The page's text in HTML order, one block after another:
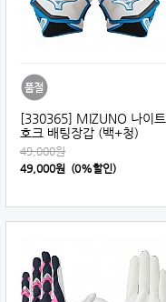
[330365] MIZUNO 나이트
호크 배팅장갑 (백+청)
49,000원
49,000원 (0%할인)